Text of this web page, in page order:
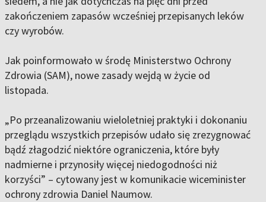
zakończeniem zapasów wcześniej przepisanych leków
czy wyrobów.
Jak poinformowało w środę Ministerstwo Ochrony
Zdrowia (SAM), nowe zasady wejdą w życie od
listopada.
„Po przeanalizowaniu wieloletniej praktyki i dokonaniu
przeglądu wszystkich przepisów udało się zrezygnować
bądź złagodzić niektóre ograniczenia, które były
nadmierne i przynosiły więcej niedogodności niż
korzyści” – cytowany jest w komunikacie wiceminister
ochrony zdrowia Daniel Naumow.